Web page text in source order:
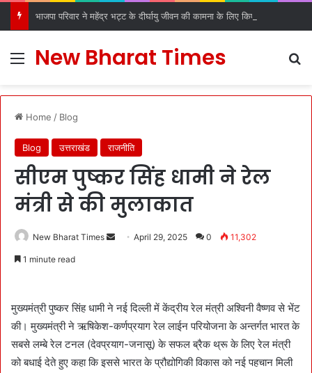
Menu
New Bharat Times
Home / Blog
Blog उत्तराखंड राजनीति
सीएम पुष्कर सिंह धामी ने रेल
मंत्री से की मुलाकात
New Bharat Times
a
n
m
April 29, 2025 0 11,302
1 minute read
मुख्यमंत्री पुष्कर सिंह धामी ने नई दिल्ली में केंद्रीय रेल मंत्री अश्विनी वैष्णव से भेंट
की। मुख्यमंत्री ने ऋषिकेश-कर्णप्रयाग रेल लाईन परियोजना के अन्तर्गत भारत के
सबसे लम्बे रेल टनल (देवप्रयाग-जनासू) के सफल ब्रैक थ्रू के लिए रेल मंत्री
को बधाई देते हुए कहा कि इससे भारत के प्रौद्योगिकी विकास को नई पहचान मिली